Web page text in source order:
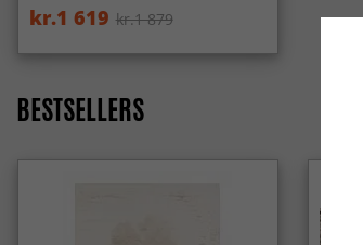
kr.1 619 kr.1 879
BESTSELLERS